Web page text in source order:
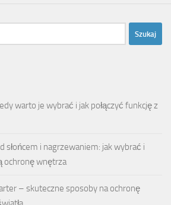
warto je wybrać i jak połączyć funkcję z
słońcem i nagrzewaniem: jak wybrać i
ochronę wnętrza
– skuteczne sposoby na ochronę